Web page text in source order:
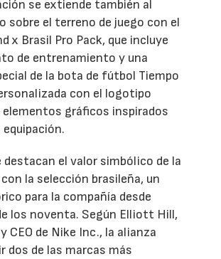
se extiende también al
sobre el terreno de juego con el
x Brasil Pro Pack, que incluye
de entrenamiento y una
de la bota de fútbol Tiempo
con el logotipo
elementos gráficos inspirados
equipación.
destacan el valor simbólico de la
la selección brasileña, un
para la compañía desde
los noventa. Según Elliott Hill,
CEO de Nike Inc., la alianza
dos de las marcas más